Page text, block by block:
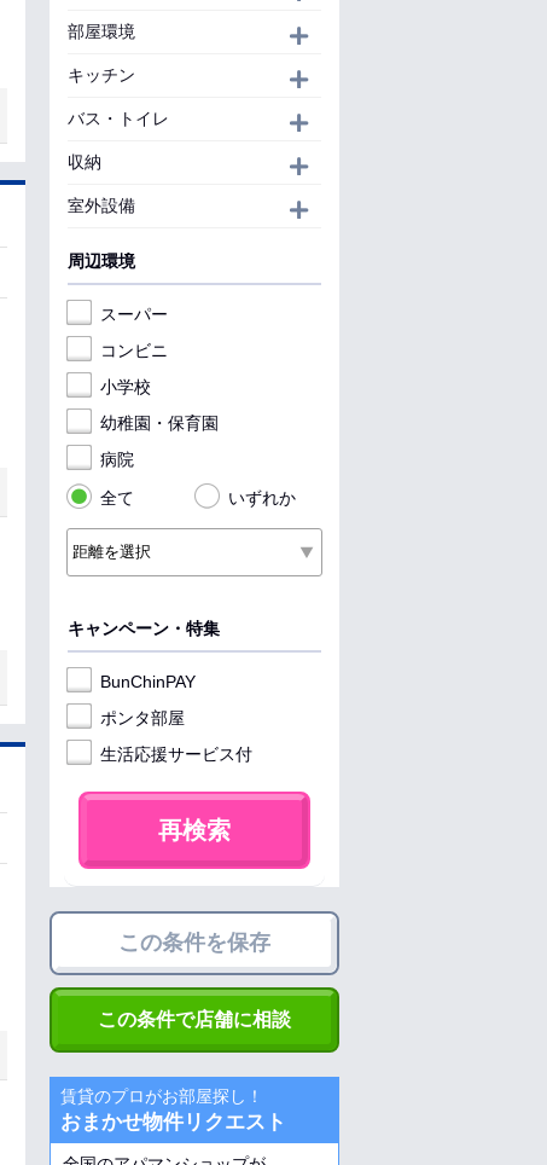
部屋環境
キッチン
バス・トイレ
収納
室外設備
周辺環境
スーパー
コンビニ
小学校
幼稚園・保育園
病院
全て
いずれか
キャンペーン・特集
BunChinPAY
ポンタ部屋
生活応援サービス付
再検索
この条件を保存
この条件で店舗に相談
賃貸のプロがお部屋探し！
おまかせ物件リクエスト